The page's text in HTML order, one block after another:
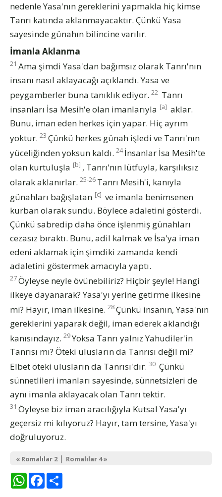
nedenle Yasa'nın gereklerini yapmakla hiç kimse
Tanrı katında aklanmayacaktır. Çünkü Yasa
sayesinde günahın bilincine varılır.
İmanla Aklanma
21 Ama şimdi Yasa'dan bağımsız olarak Tanrı'nın
insanı nasıl aklayacağı açıklandı. Yasa ve
peygamberler buna tanıklık ediyor. 22 Tanrı
insanları İsa Mesih'e olan imanlarıyla [a] aklar.
Bunu, iman eden herkes için yapar. Hiç ayrım
yoktur. 23 Çünkü herkes günah işledi ve Tanrı'nın
yüceliğinden yoksun kaldı. 24 İnsanlar İsa Mesih'te
olan kurtuluşla [b] , Tanrı'nın lütfuyla, karşılıksız
olarak aklanırlar. 25-26 Tanrı Mesih'i, kanıyla
günahları bağışlatan [c] ve imanla benimsenen
kurban olarak sundu. Böylece adaletini gösterdi.
Çünkü sabredip daha önce işlenmiş günahları
cezasız bıraktı. Bunu, adil kalmak ve İsa'ya iman
edeni aklamak için şimdiki zamanda kendi
adaletini göstermek amacıyla yaptı.
27Öyleyse neyle övünebiliriz? Hiçbir şeyle! Hangi
ilkeye dayanarak? Yasa'yı yerine getirme ilkesine
mi? Hayır, iman ilkesine. 28Çünkü insanın, Yasa'nın
gereklerini yaparak değil, iman ederek aklandığı
kanısındayız. 29Yoksa Tanrı yalnız Yahudiler'in
Tanrısı mı? Öteki ulusların da Tanrısı değil mi?
Elbet öteki ulusların da Tanrısı'dır. 30 Çünkü
sünnetlileri imanları sayesinde, sünnetsizleri de
aynı imanla aklayacak olan Tanrı tektir.
31 Öyleyse biz iman aracılığıyla Kutsal Yasa'yı
geçersiz mi kılıyoruz? Hayır, tam tersine, Yasa'yı
doğruluyoruz.
« Romalılar 2| Romalılar 4 »
WhatsAppFacebook